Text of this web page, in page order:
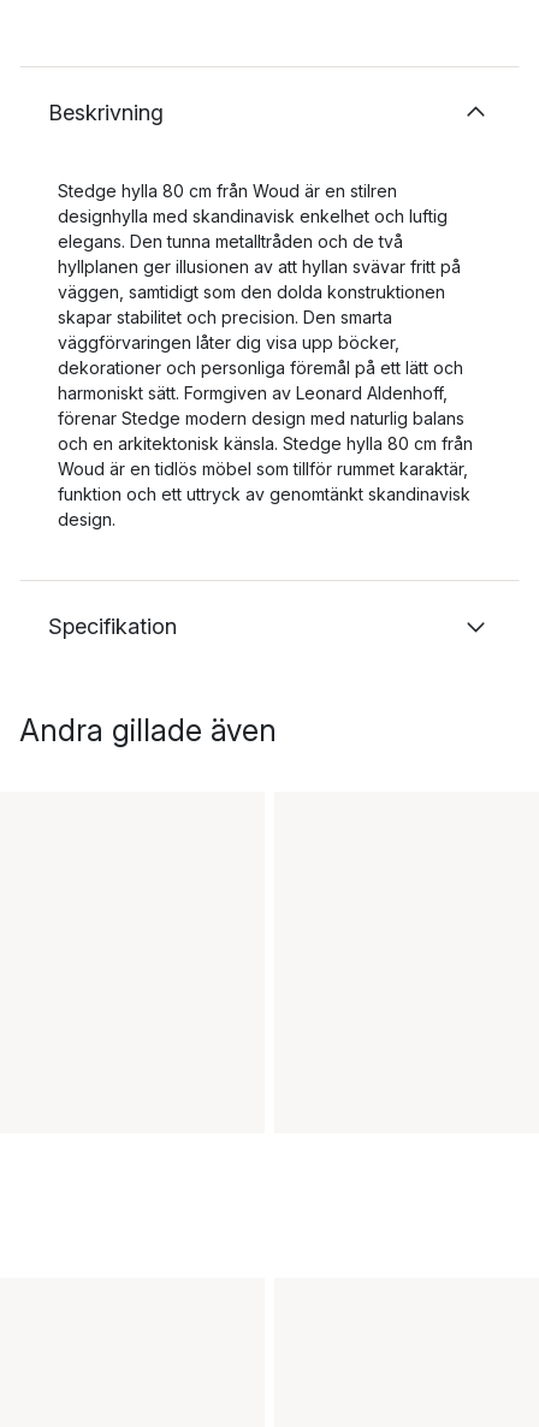
Beskrivning
Stedge hylla 80 cm från Woud är en stilren
designhylla med skandinavisk enkelhet och luftig
elegans. Den tunna metalltråden och de två
hyllplanen ger illusionen av att hyllan svävar fritt på
väggen, samtidigt som den dolda konstruktionen
skapar stabilitet och precision. Den smarta
väggförvaringen låter dig visa upp böcker,
dekorationer och personliga föremål på ett lätt och
harmoniskt sätt. Formgiven av Leonard Aldenhoff,
förenar Stedge modern design med naturlig balans
och en arkitektonisk känsla. Stedge hylla 80 cm från
Woud är en tidlös möbel som tillför rummet karaktär,
funktion och ett uttryck av genomtänkt skandinavisk
design.
Specifikation
Andra gillade även